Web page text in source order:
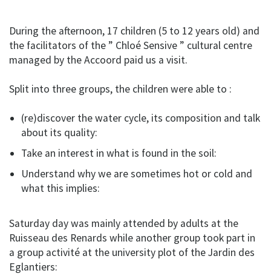
During the afternoon, 17 children (5 to 12 years old) and
the facilitators of the ” Chloé Sensive ” cultural centre
managed by the Accoord paid us a visit.
Split into three groups, the children were able to :
(re)discover the water cycle, its composition and talk
about its quality:
Take an interest in what is found in the soil:
Understand why we are sometimes hot or cold and
what this implies:
Saturday day was mainly attended by adults at the
Ruisseau des Renards while another group took part in
a group activité at the university plot of the Jardin des
Eglantiers: